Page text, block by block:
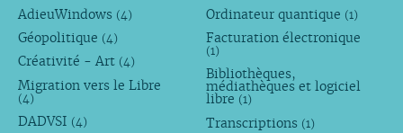
AdieuWindows (4)
Géopolitique (4)
Créativité - Art (4)
Migration vers le Libre
(4)
DADVSI (4)
Ordinateur quantique (1)
Facturation électronique
(1)
Bibliothèques,
médiathèques et logiciel
libre (1)
Transcriptions (1)